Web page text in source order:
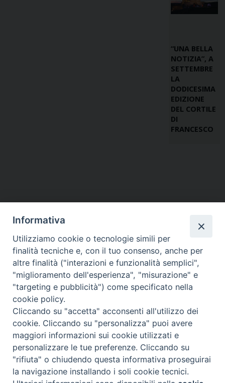
“UNA BELLA
NOTIZIA”, A
SETTEMBRE
LA
DODICESIMA
EDIZIONE
DEL CORTILE
DI
FRANCESCO
Diocesi di Assisi - Nocera Umbra - Gualdo
Tadino
P.zza Vescovado 3, 06081 Assisi (PG)
@2017
Informativa
Utilizziamo cookie o tecnologie simili per
finalità tecniche e, con il tuo consenso, anche per
altre finalità ("interazioni e funzionalità semplici",
"miglioramento dell'esperienza", "misurazione" e
"targeting e pubblicità") come specificato nella
cookie policy.
Cliccando su "accetta" acconsenti all'utilizzo dei
cookie. Cliccando su "personalizza" puoi avere
maggiori informazioni sui cookie utilizzati e
personalizzare le tue preferenze. Cliccando su
"rifiuta" o chiudendo questa informativa proseguirai
la navigazione installando i soli cookie tecnici.